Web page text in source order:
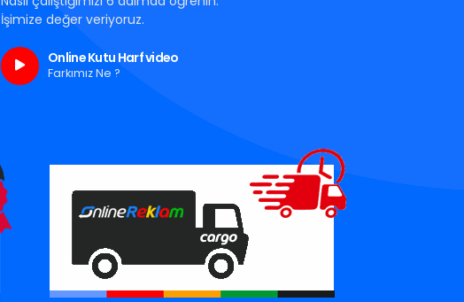
İşimize değer veriyoruz.
Online Kutu Harf video
Farkımız Ne ?